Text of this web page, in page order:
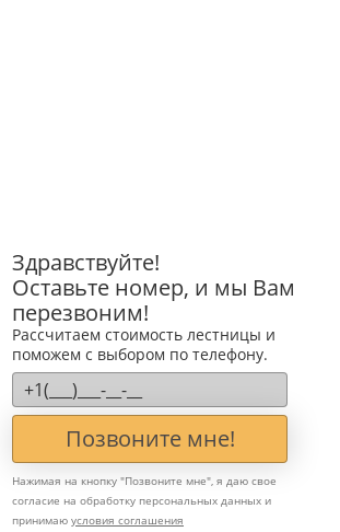
Здравствуйте!
Оставьте номер, и мы Вам
перезвоним!
Рассчитаем стоимость лестницы и
поможем с выбором по телефону.
Позвоните мне!
Нажимая на кнопку "Позвоните мне", я даю свое
согласие на обработку персональных данных и
принимаю условия соглашения